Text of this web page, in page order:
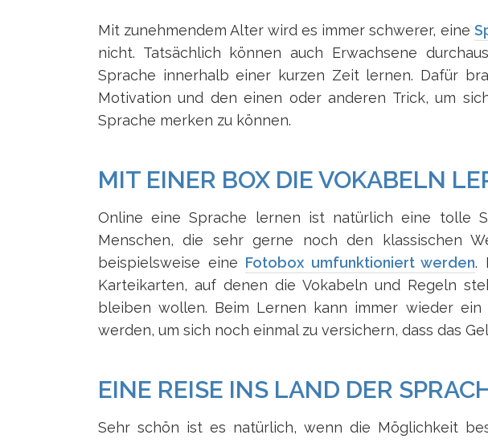
Mit zunehmendem Alter wird es immer schwerer, eine
nicht. Tatsächlich können auch Erwachsene
Sprache innerhalb einer kurzen Zeit lernen. Dafür
Motivation und den einen oder anderen Trick, um
Sprache merken zu können.
MIT EINER BOX DIE VOKABELN
Online eine Sprache lernen ist natürlich eine tolle
Menschen, die sehr gerne noch den klassischen
beispielsweise eine Fotobox umfunktioniert werden.
Karteikarten, auf denen die Vokabeln und Regeln
bleiben wollen. Beim Lernen kann immer wieder
werden, um sich noch einmal zu versichern, dass das
EINE REISE INS LAND DER
Sehr schön ist es natürlich, wenn die Möglichkeit